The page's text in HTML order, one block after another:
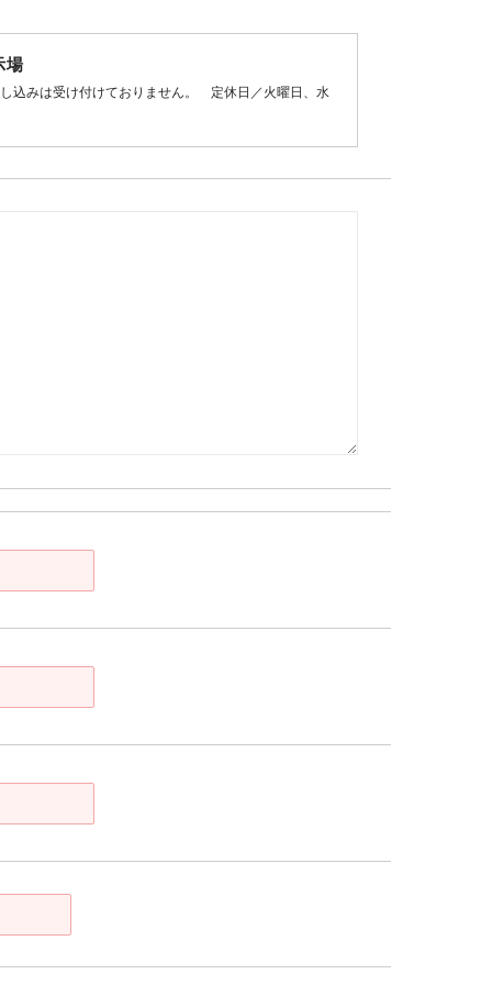
場
込みは受け付けておりません。 定休日／火曜日、水